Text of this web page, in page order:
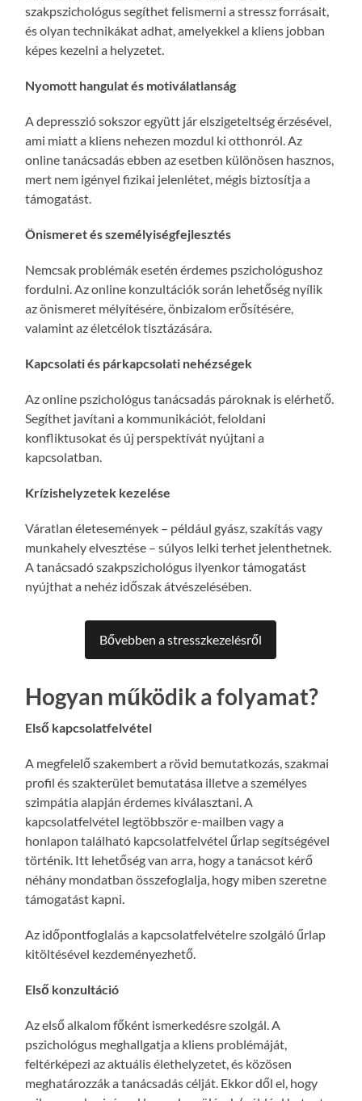
szakpszichológus segíthet felismerni a stressz forrásait,
és olyan technikákat adhat, amelyekkel a kliens jobban
képes kezelni a helyzetet.
Nyomott hangulat és motiválatlanság
A depresszió sokszor együtt jár elszigeteltség érzésével,
ami miatt a kliens nehezen mozdul ki otthonról. Az
online tanácsadás ebben az esetben különösen hasznos,
mert nem igényel fizikai jelenlétet, mégis biztosítja a
támogatást.
Önismeret és személyiségfejlesztés
Nemcsak problémák esetén érdemes pszichológushoz
fordulni. Az online konzultációk során lehetőség nyílik
az önismeret mélyítésére, önbizalom erősítésére,
valamint az életcélok tisztázására.
Kapcsolati és párkapcsolati nehézségek
Az online pszichológus tanácsadás pároknak is elérhető.
Segíthet javítani a kommunikációt, feloldani
konfliktusokat és új perspektívát nyújtani a
kapcsolatban.
Krízishelyzetek kezelése
Váratlan életesemények – például gyász, szakítás vagy
munkahely elvesztése – súlyos lelki terhet jelenthetnek.
A tanácsadó szakpszichológus ilyenkor támogatást
nyújthat a nehéz időszak átvészelésében.
Bővebben a stresszkezelésről
Hogyan működik a folyamat?
Első kapcsolatfelvétel
A megfelelő szakembert a rövid bemutatkozás, szakmai
profil és szakterület bemutatása illetve a személyes
szimpátia alapján érdemes kiválasztani. A
kapcsolatfelvétel legtöbbször e-mailben vagy a
honlapon található kapcsolatfelvétel űrlap segítségével
történik. Itt lehetőség van arra, hogy a tanácsot kérő
néhány mondatban összefoglalja, hogy miben szeretne
támogatást kapni.
Az időpontfoglalás a kapcsolatfelvételre szolgáló űrlap
kitöltésével kezdeményezhető.
Első konzultáció
Az első alkalom főként ismerkedésre szolgál. A
pszichológus meghallgatja a kliens problémáját,
feltérképezi az aktuális élethelyzetet, és közösen
meghatározzák a tanácsadás célját. Ekkor dől el, hogy